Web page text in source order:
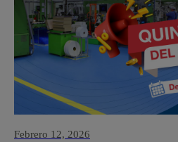
Febrero 12, 2026